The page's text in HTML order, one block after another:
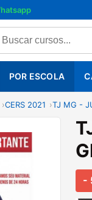
POR ESCOLA
CERS 2021 TJ MG -
-